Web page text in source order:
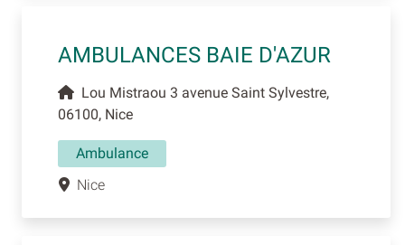
AMBULANCES BAIE D'AZUR
Lou Mistraou 3 avenue Saint Sylvestre,
06100, Nice
Ambulance
Nice